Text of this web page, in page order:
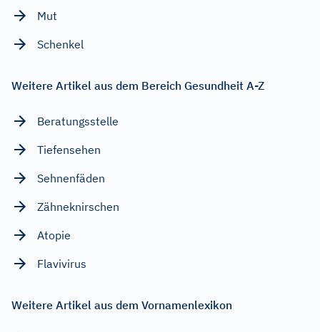
Mut
Schenkel
Weitere Artikel aus dem Bereich Gesundheit A-Z
Beratungsstelle
Tiefensehen
Sehnenfäden
Zähneknirschen
Atopie
Flavivirus
Weitere Artikel aus dem Vornamenlexikon